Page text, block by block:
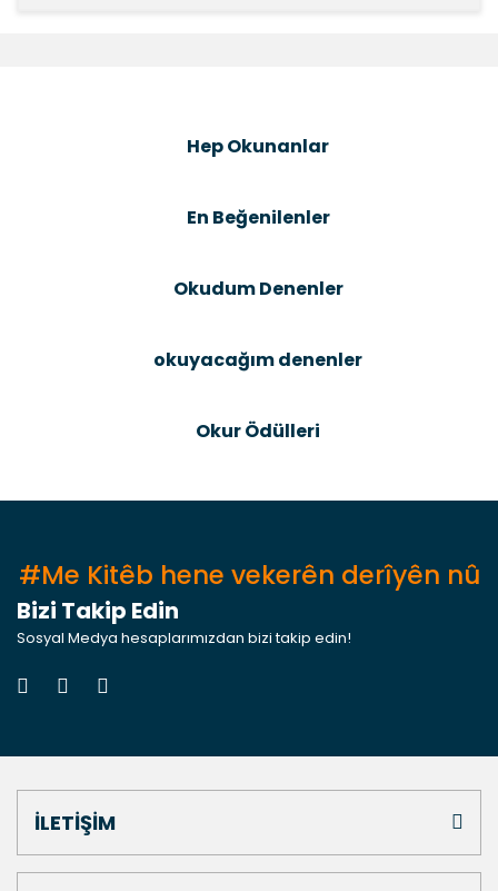
Errors in product information.
Send
Hep Okunanlar
En Beğenilenler
Okudum Denenler
okuyacağım denenler
Okur Ödülleri
#Me Kitêb hene vekerên derîyên nû
Bizi Takip Edin
Sosyal Medya hesaplarımızdan bizi takip edin!
İLETİŞİM